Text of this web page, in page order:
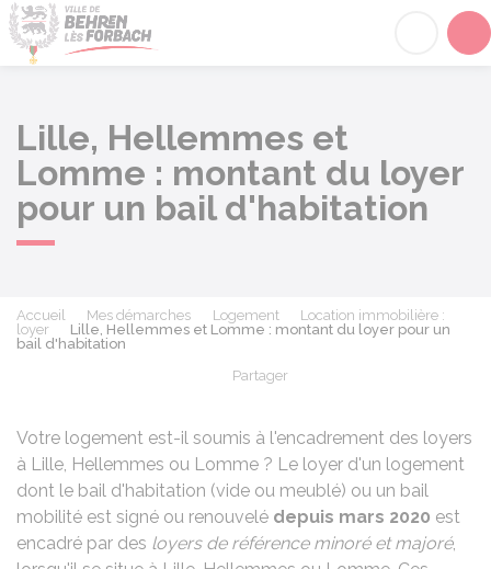
Lille, Hellemmes et
Lomme : montant du loyer
pour un bail d'habitation
Accueil Mes démarches Logement
Location immobilière :
loyer
Lille, Hellemmes et Lomme : montant du loyer pour un
bail d'habitation
Partager
Votre logement est-il soumis à l'encadrement des loyers
à Lille, Hellemmes ou Lomme ? Le loyer d'un logement
dont le bail d'habitation (vide ou meublé) ou un bail
mobilité est signé ou renouvelé depuis mars 2020 est
encadré par des loyers de référence minoré et majoré,